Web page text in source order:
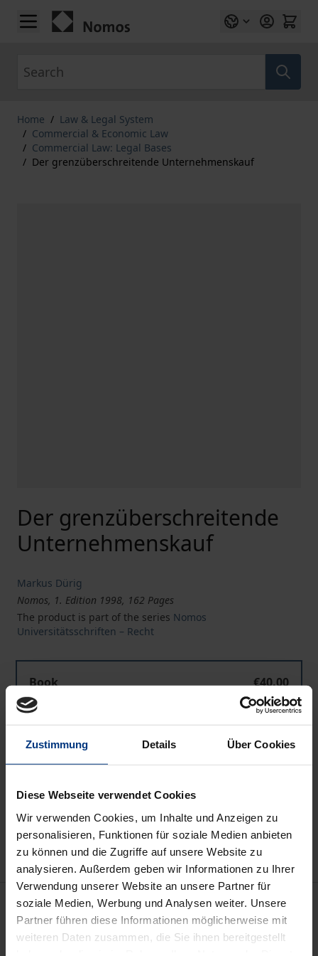
Zustimmung Details Über Cookies
Diese Webseite verwendet Cookies
Wir verwenden Cookies, um Inhalte und Anzeigen zu
personalisieren, Funktionen für soziale Medien anbieten
zu können und die Zugriffe auf unsere Website zu
analysieren. Außerdem geben wir Informationen zu Ihrer
Verwendung unserer Website an unsere Partner für
soziale Medien, Werbung und Analysen weiter. Unsere
Partner führen diese Informationen möglicherweise mit
weiteren Daten zusammen, die Sie ihnen bereitgestellt
Skip to Content
Home / Law & Legal System
/ Commercial & Economic Law
/ Commercial Law: Legal Bases
/ Der grenzüberschreitende Unternehmenskauf
Der grenzüberschreitende
Unternehmenskauf
Markus Dürig
Nomos, 1. Edition 1998, 162 Pages
The product is part of the series Nomos
Universitätsschriften – Recht
Book
€40.00
ISBN 978-3-7890-5441-9
Not available
Add to Wish List
Delivery cost notice
Description
In zunehmender Zahl erfolgen Unternehmenskäufe